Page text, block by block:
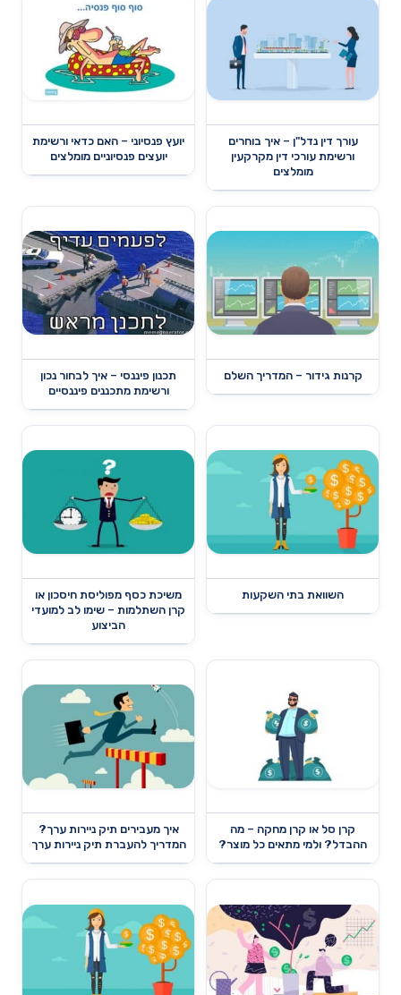
עורך דין נדל"ן – איך בוחרים
ורשימת עורכי דין מקרקעין
מומלצים
יועץ פנסיוני – האם כדאי ורשימת
יועצים פנסיוניים מומלצים
קרנות גידור – המדריך השלם
תכנון פיננסי – איך לבחור נכון
ורשימת מתכננים פיננסיים
השוואת בתי השקעות
משיכת כסף מפוליסת חיסכון או
קרן השתלמות – שימו לב למועדי
הביצוע
קרן סל או קרן מחקה – מה
ההבדל? ולמי מתאים כל מוצר?
איך מעבירים תיק ניירות ערך?
המדריך להעברת תיק ניירות ערך